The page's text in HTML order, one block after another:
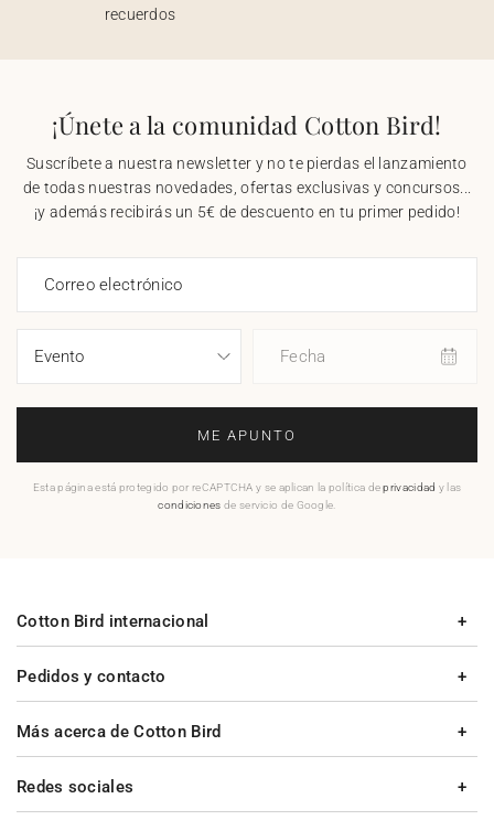
recuerdos
¡Únete a la comunidad Cotton Bird!
Suscríbete a nuestra newsletter y no te pierdas el lanzamiento
de todas nuestras novedades, ofertas exclusivas y concursos...
¡y además recibirás un 5€ de descuento en tu primer pedido!
Correo electrónico
Fecha
ME APUNTO
Esta página está protegido por reCAPTCHA y se aplican la política deprivacidad y las
condiciones de servicio de Google.
Pedidos y contacto
Más acerca de Cotton Bird
Cotton Bird internacional
Redes sociales